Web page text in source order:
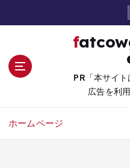
fatcowgames.n
PR「本サイ
広告を利
ホームページ